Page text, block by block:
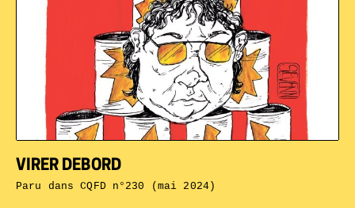
VIRER DEBORD
Paru dansCQFD n°230 (mai 2024)